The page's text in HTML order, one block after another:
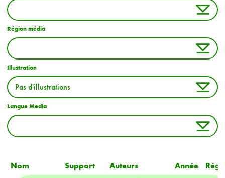
Région média
Illustration
Langue Media
Nom Support Auteurs Année